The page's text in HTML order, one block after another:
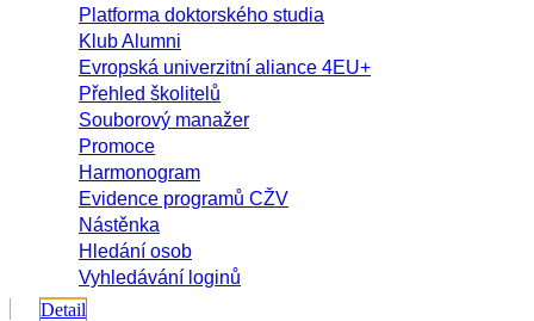
Platforma doktorského studia
Klub Alumni
Evropská univerzitní aliance 4EU+
Přehled školitelů
Souborový manažer
Promoce
Harmonogram
Evidence programů CŽV
Nástěnka
Hledání osob
Vyhledávání loginů
Detail